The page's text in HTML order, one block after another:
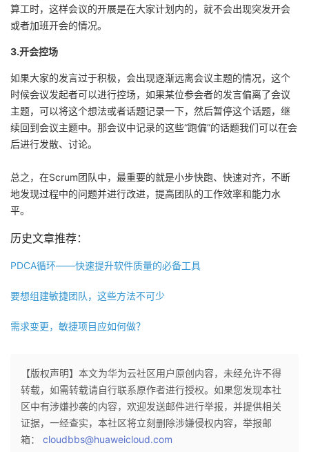
算工时，这样会议的开展是在大家计划内的，就不会出现突发开会
或者加班开会的情况。
3.开会控场
如果大家的发言过于积极，会出现逐渐远离会议主题的情况，这个
时候会议发起者可以进行控场，如果某位参会者的发言偏离了会议
主题，可以将这个想法或者话题记录一下，然后暂停这个话题，继
续回到会议主题中。那会议中记录的这些“跑偏”的话题我们可以在会
后进行发散、讨论。
总之，在Scrum团队中，最重要的就是小步快跑、快速对齐，不断
地发现过程中的问题并进行改进，提高团队的工作效率和能力水
平。
历史文章推荐：
PDCA循环——快速提升软件质量的必备工具
要想组建敏捷团队，这些方法不可少
需求变更，敏捷项目应如何做？
【版权声明】本文为华为云社区用户原创内容，未经允许不得
转载，如需转载请自行联系原作者进行授权。如果您发现本社
区中有涉嫌抄袭的内容，欢迎发送邮件进行举报，并提供相关
证据，一经查实，本社区将立刻删除涉嫌侵权内容，举报邮
箱： cloudbbs@huaweicloud.com